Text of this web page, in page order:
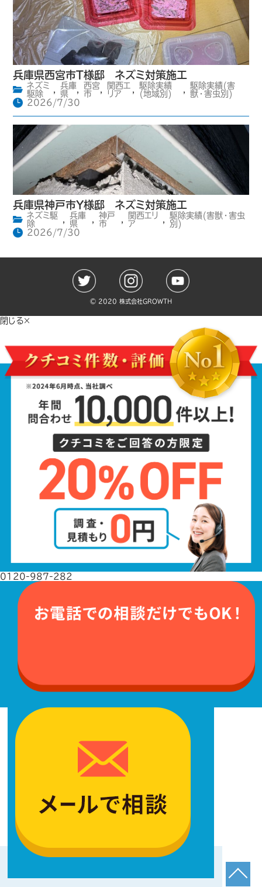
兵庫県西宮市T様邸 ネズミ対策施工
ネズミ
駆除
,
兵庫
県
,
西宮
市
,
関西エ
リア
,
駆除実績
(地域別)
,
駆除実績(害
獣・害虫別)
2026/7/30
兵庫県神戸市Y様邸 ネズミ対策施工
ネズミ駆
除
,
兵庫
県
,
神戸
市
,
関西エリ
ア
,
駆除実績(害獣・害虫
別)
2026/7/30
©️ 2020 株式会社GROWTH
閉じる×
0120-987-282